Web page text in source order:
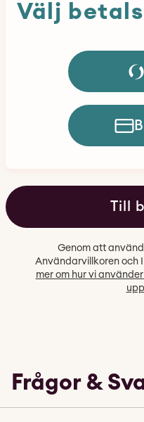
Välj
Till
Genom att
Användarvillkoren och
mer om hur vi
Frågor &